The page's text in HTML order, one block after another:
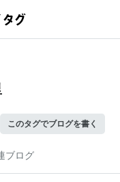
このタグでブログを書く
ブログ